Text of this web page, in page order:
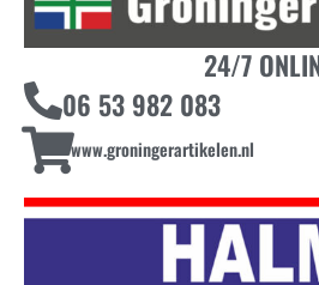
24/7
06 53 982 083
www.groningerartikelen.nl